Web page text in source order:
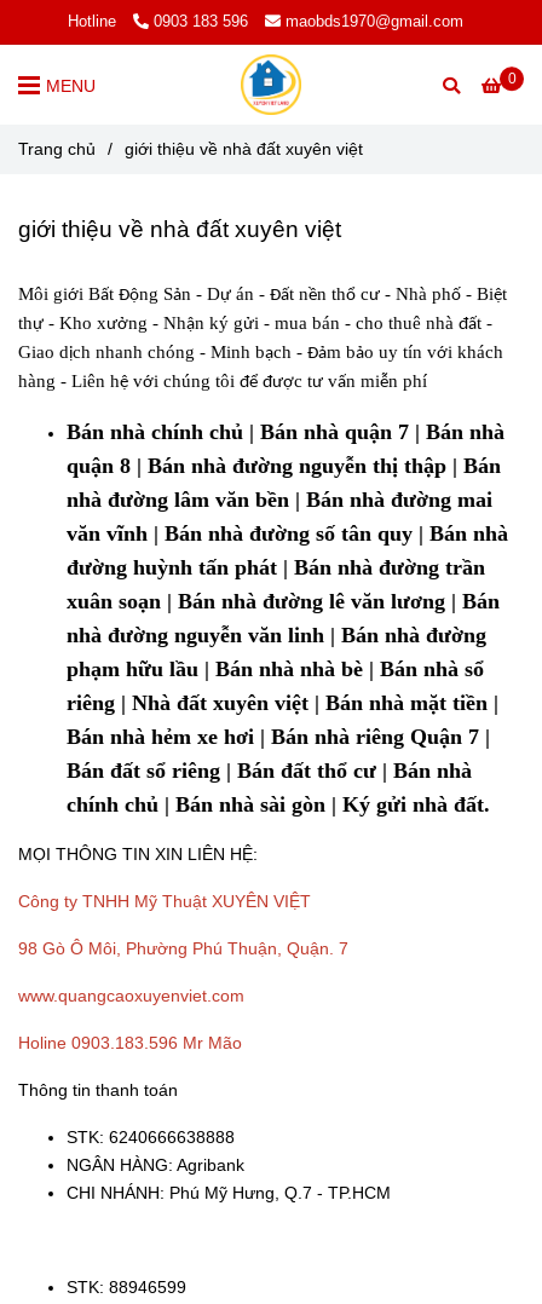
Hotline 0903 183 596 maobds1970@gmail.com
0
MENU
Trang chủ / giới thiệu về nhà đất xuyên việt
giới thiệu về nhà đất xuyên việt
Môi giới Bất Động Sản - Dự án - Đất nền thổ cư - Nhà phố - Biệt
thự - Kho xưởng - Nhận ký gửi - mua bán - cho thuê nhà đất -
Giao dịch nhanh chóng - Minh bạch - Đảm bảo uy tín với khách
hàng - Liên hệ với chúng tôi để được tư vấn miễn phí
Bán nhà chính chủ | Bán nhà quận 7 | Bán nhà
quận 8 | Bán nhà đường nguyễn thị thập | Bán
nhà đường lâm văn bền | Bán nhà đường mai
văn vĩnh | Bán nhà đường số tân quy | Bán nhà
đường huỳnh tấn phát | Bán nhà đường trần
xuân soạn | Bán nhà đường lê văn lương | Bán
nhà đường nguyễn văn linh | Bán nhà đường
phạm hữu lầu | Bán nhà nhà bè | Bán nhà sổ
riêng | Nhà đất xuyên việt | Bán nhà mặt tiền |
Bán nhà hẻm xe hơi | Bán nhà riêng Quận 7 |
Bán đất sổ riêng | Bán đất thổ cư | Bán nhà
chính chủ | Bán nhà sài gòn | Ký gửi nhà đất.
MỌI THÔNG TIN XIN LIÊN HỆ:
Công ty TNHH Mỹ Thuật XUYÊN VIỆT
98 Gò Ô Môi, Phường Phú Thuận, Quận. 7
www.quangcaoxuyenviet.com
Holine 0903.183.596 Mr Mão
Thông tin thanh toán
STK: 6240666638888
NGÂN HÀNG: Agribank
CHI NHÁNH: Phú Mỹ Hưng, Q.7 - TP.HCM
STK: 88946599